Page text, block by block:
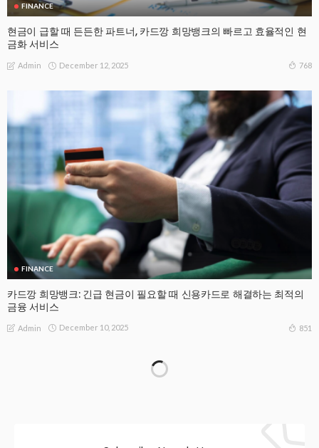
FINANCE
현금이 급할 때 든든한 파트너, 카드깡 희망뱅크의 빠르고 효율적인 현
금화 서비스
Admin December 12, 2025 768
FINANCE
카드깡 희망뱅크: 긴급 현금이 필요할 때 신용카드로 해결하는 최적의
금융 서비스
Admin December 10, 2025 851